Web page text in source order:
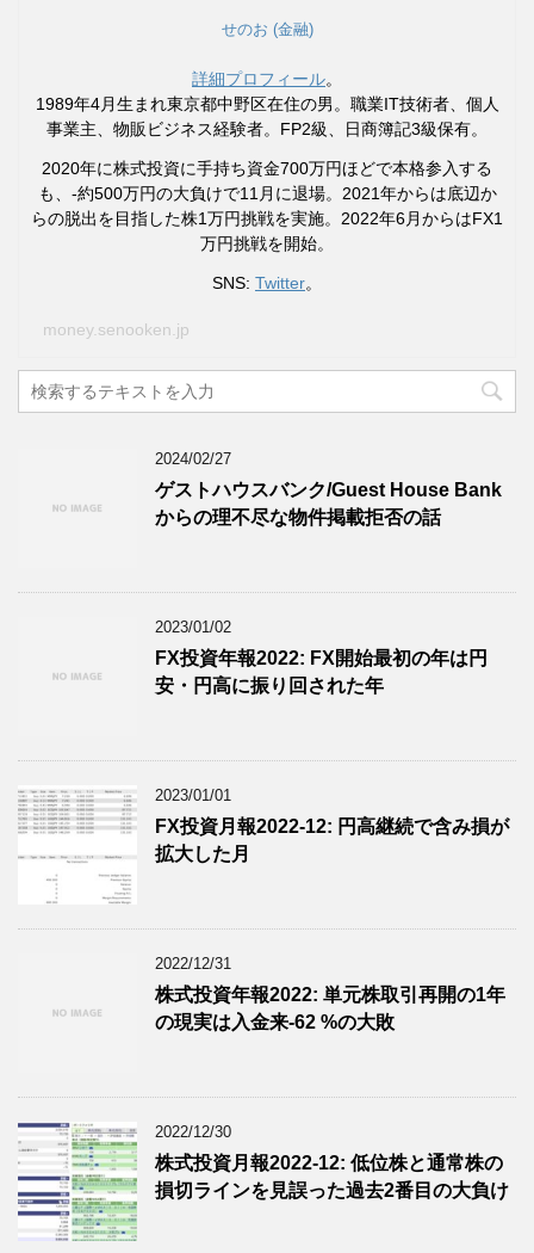
せのお (金融)
詳細プロフィール。
1989年4月生まれ東京都中野区在住の男。職業IT技術者、個人
事業主、物販ビジネス経験者。FP2級、日商簿記3級保有。
2020年に株式投資に手持ち資金700万円ほどで本格参入する
も、-約500万円の大負けで11月に退場。2021年からは底辺か
らの脱出を目指した株1万円挑戦を実施。2022年6月からはFX1
万円挑戦を開始。
SNS: Twitter。
money.senooken.jp
2024/02/27
ゲストハウスバンク/Guest House Bank
からの理不尽な物件掲載拒否の話
2023/01/02
FX投資年報2022: FX開始最初の年は円
安・円高に振り回された年
2023/01/01
FX投資月報2022-12: 円高継続で含み損が
拡大した月
2022/12/31
株式投資年報2022: 単元株取引再開の1年
の現実は入金来-62 %の大敗
2022/12/30
株式投資月報2022-12: 低位株と通常株の
損切ラインを見誤った過去2番目の大負け